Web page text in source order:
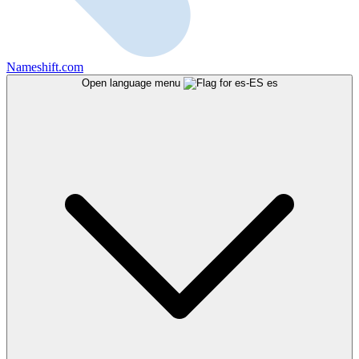
Nameshift.com
Open language menu es